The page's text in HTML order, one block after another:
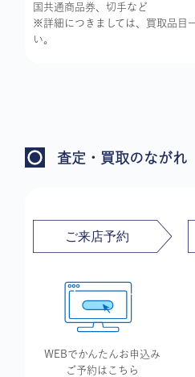
国共通商品券、切手など
※詳細につきましては、買取品目
い。
査定・買取のながれ
WEBでかんたんお申込み
ご予約はこちら